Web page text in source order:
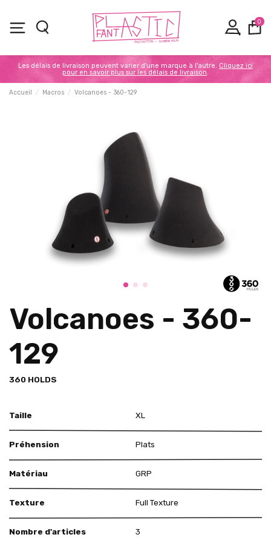
0
Les délais de livraison peuvent varier d'une marque à l'autre. Cliquez ici
pour en savoir plus sur les délais de livraison.
Accueil Macros Volcanoes - 360-129
Volcanoes - 360-
129
360 HOLDS
Taille XL
Préhension Plats
Matériau GRP
Texture Full Texture
Nombre d'articles 3